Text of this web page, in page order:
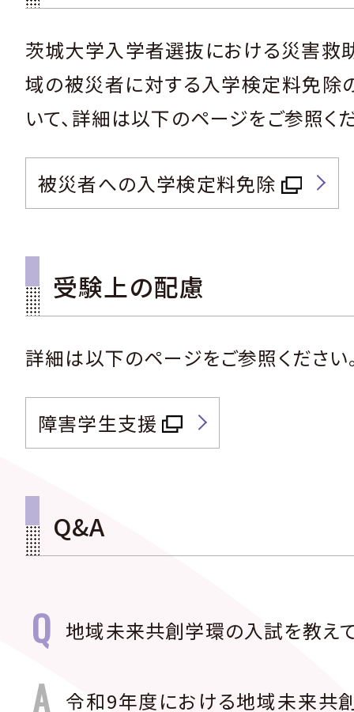
茨城大学入学者選抜における災害救
域の被災者に対する入学検定料免除
いて、詳細は以下のページをご参照く
被災者への入学検定料免除
受験上の配慮
詳細は以下のページをご参照ください
障害学生支援
Q&A
地域未来共創学環の入試を教えて
令和9年度における地域未来共